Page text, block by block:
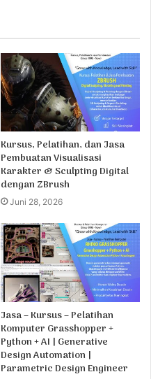
Kursus, Pelatihan, dan Jasa
Pembuatan Visualisasi
Karakter & Sculpting Digital
dengan ZBrush
Juni 28, 2026
Jasa – Kursus – Pelatihan
Komputer Grasshopper +
Python + AI | Generative
Design Automation |
Parametric Design Engineer